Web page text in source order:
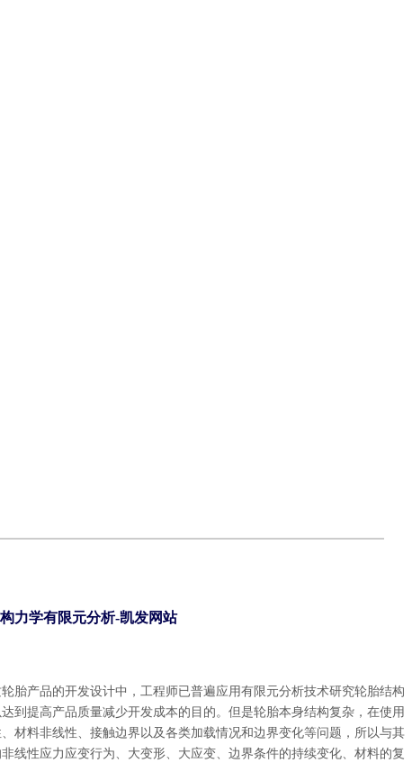
力学有限元分析-凯发网站
胎产品的开发设计中，工程师已普遍应用有限元分析技术研究轮胎结构
到提高产品质量减少开发成本的目的。但是轮胎本身结构复杂，在使用
材料非线性、接触边界以及各类加载情况和边界变化等问题，所以与其
线性应力应变行为、大变形、大应变、边界条件的持续变化、材料的复